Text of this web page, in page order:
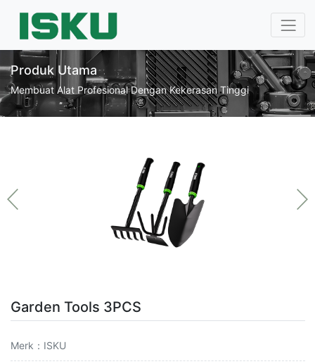
Produk Utama
Membuat Alat Profesional Dengan Kekerasan Tinggi
Garden Tools 3PCS
Merk：ISKU